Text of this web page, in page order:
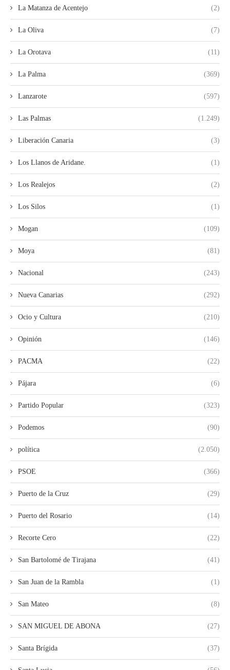
La Matanza de Acentejo (2)
La Oliva (7)
La Orotava (11)
La Palma (369)
Lanzarote (597)
Las Palmas (1.249)
Liberación Canaria (3)
Los Llanos de Aridane. (1)
Los Realejos (2)
Los Silos (1)
Mogan (109)
Moya (81)
Nacional (243)
Nueva Canarias (292)
Ocio y Cultura (210)
Opinión (146)
PACMA (22)
Pájara (6)
Partido Popular (323)
Podemos (90)
política (2.050)
PSOE (366)
Puerto de la Cruz (29)
Puerto del Rosario (14)
Recorte Cero (22)
San Bartolomé de Tirajana (41)
San Juan de la Rambla (1)
San Mateo (8)
SAN MIGUEL DE ABONA (27)
Santa Brígida (37)